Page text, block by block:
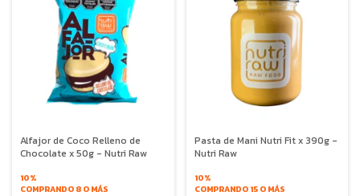
Alfajor de Coco Relleno de
Chocolate x 50g - Nutri Raw
10%
COMPRANDO 8 O MÁS
Pasta de Mani Nutri Fit x 390g -
Nutri Raw
10%
COMPRANDO 15 O MÁS